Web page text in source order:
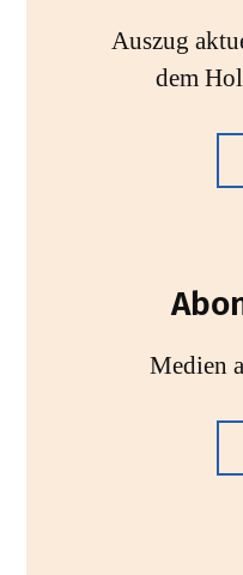
Auszug
dem
Medien